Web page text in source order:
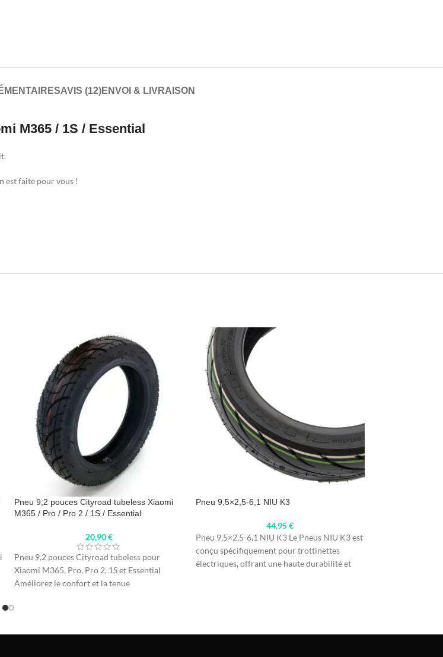
AVIS (12)ENVOI & LIVRAISON
M365 / 1S / Essential
est faite pour vous !
Pneu 9,2 pouces Cityroad tubeless Xiaomi
M365 / Pro / Pro 2 / 1S / Essential
20,90€
Pneu 9,2 pouces Cityroad tubeless pour
Xiaomi M365, Pro, Pro 2, 1S et Essential
Améliorez le confort et la tenue
Pneu 9,5×2,5-6,1 NIU K3
44,95€
Pneu 9,5×2,5-6,1 NIU K3 Le Pneus NIU K3 est
conçu spécifiquement pour trottinettes
électriques, offrant une haute durabilité et